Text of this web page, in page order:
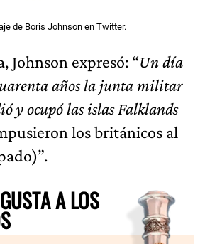
de Boris Johnson en Twitter.
Johnson expresó: “Un día
años la junta militar
y ocupó las islas Falklands
los británicos al
A LOS